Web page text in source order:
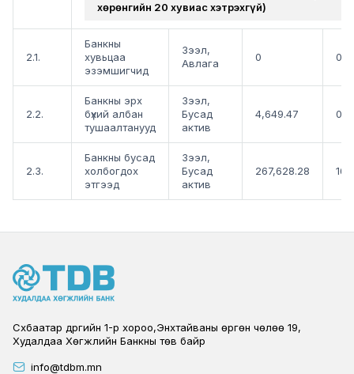
хөрөнгийн 20 хувиас хэтрэхгүй)
2.1.
Банкны
хувьцаа
эзэмшигчид
Зээл,
Авлага
0
2.2.
Банкны эрх
бүхий албан
тушаалтанууд
Зээл,
Бусад
актив
4,649.47
2.3.
Банкны бусад
холбогдох
этгээд
Зээл,
Бусад
актив
267,628.28
Сүхбаатар дүүргийн 1-р хороо,Энхтайваны өргөн чөлөө 19,
Худалдаа Хөгжлийн Банкны төв байр
info@tdbm.mn